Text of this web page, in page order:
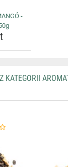
-
KATEGORII